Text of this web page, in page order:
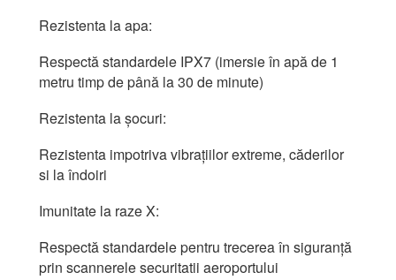
Rezistenta la apa:
Respectă standardele IPX7 (imersie în apă de 1
metru timp de până la 30 de minute)
Rezistenta la șocuri:
Rezistenta impotriva vibrațiilor extreme, căderilor
si la îndoiri
Imunitate la raze X:
Respectă standardele pentru trecerea în siguranță
prin scannerele securitatii aeroportului